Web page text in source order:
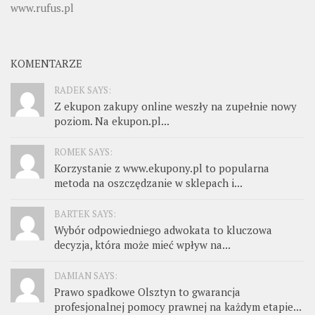
www.rufus.pl
KOMENTARZE
RADEK SAYS:
Z ekupon zakupy online weszły na zupełnie nowy
poziom. Na ekupon.pl...
ROMEK SAYS:
Korzystanie z www.ekupony.pl to popularna
metoda na oszczędzanie w sklepach i...
BARTEK SAYS:
Wybór odpowiedniego adwokata to kluczowa
decyzja, która może mieć wpływ na...
DAMIAN SAYS:
Prawo spadkowe Olsztyn to gwarancja
profesjonalnej pomocy prawnej na każdym etapie...